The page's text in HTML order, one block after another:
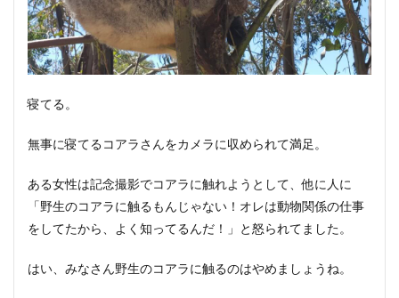
寝てる。
無事に寝てるコアラさんをカメラに収められて満足。
ある女性は記念撮影でコアラに触れようとして、他に人に
「野生のコアラに触るもんじゃない！オレは動物関係の仕事
をしてたから、よく知ってるんだ！」と怒られてました。
はい、みなさん野生のコアラに触るのはやめましょうね。